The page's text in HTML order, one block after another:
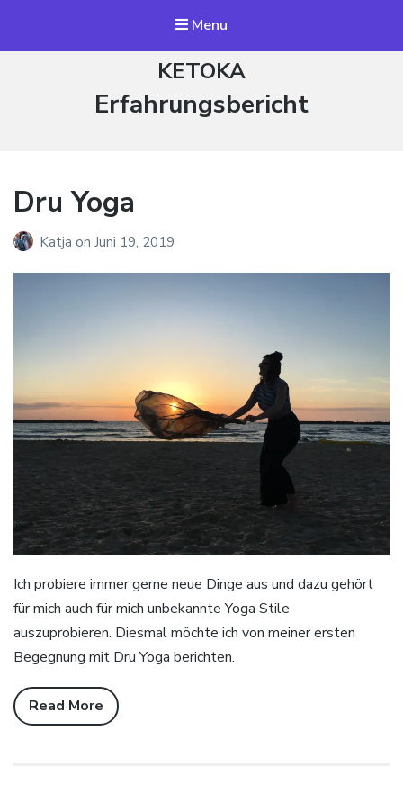
Menu
KETOKA
Schlagwort:
Erfahrungsbericht
Dru Yoga
Katja on Juni 19, 2019
Ich probiere immer gerne neue Dinge aus und dazu gehört
für mich auch für mich unbekannte Yoga Stile
auszuprobieren. Diesmal möchte ich von meiner ersten
Begegnung mit Dru Yoga berichten.
Read More